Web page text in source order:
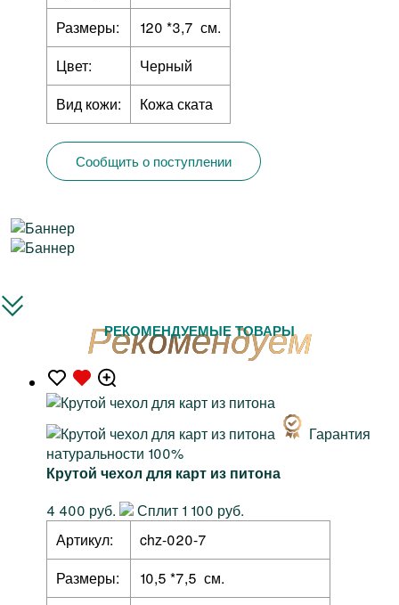
Размеры:
120 *3,7 см.
Цвет:
Черный
Вид кожи:
Кожа ската
Сообщить о поступлении
РЕКОМЕНДУЕМЫЕ ТОВАРЫ
Гарантия
натуральности 100%
Крутой чехол для карт из питона
4 400 руб.
Сплит 1 100 руб.
Артикул:
chz-020-7
Размеры:
10,5 *7,5 см.